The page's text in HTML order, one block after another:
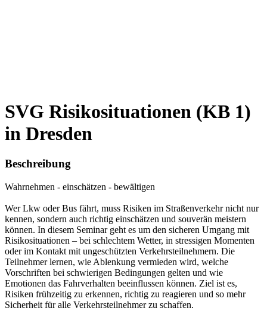
SVG Risikosituationen (KB 1)
in Dresden
Beschreibung
Wahrnehmen - einschätzen - bewältigen
Wer Lkw oder Bus fährt, muss Risiken im Straßenverkehr nicht nur
kennen, sondern auch richtig einschätzen und souverän meistern
können. In diesem Seminar geht es um den sicheren Umgang mit
Risikosituationen – bei schlechtem Wetter, in stressigen Momenten
oder im Kontakt mit ungeschützten Verkehrsteilnehmern. Die
Teilnehmer lernen, wie Ablenkung vermieden wird, welche
Vorschriften bei schwierigen Bedingungen gelten und wie
Emotionen das Fahrverhalten beeinflussen können. Ziel ist es,
Risiken frühzeitig zu erkennen, richtig zu reagieren und so mehr
Sicherheit für alle Verkehrsteilnehmer zu schaffen.